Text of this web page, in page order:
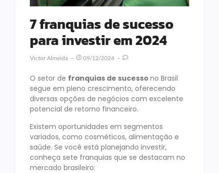
7 franquias de sucesso
para investir em 2024
Victor Almeida 09/12/2024
O setor de franquias de sucesso no Brasil
segue em pleno crescimento, oferecendo
diversas opções de negócios com excelente
potencial de retorno financeiro.
Existem oportunidades em segmentos
variados, como cosméticos, alimentação e
saúde. Se você está planejando investir,
conheça sete franquias que se destacam no
mercado brasileiro: